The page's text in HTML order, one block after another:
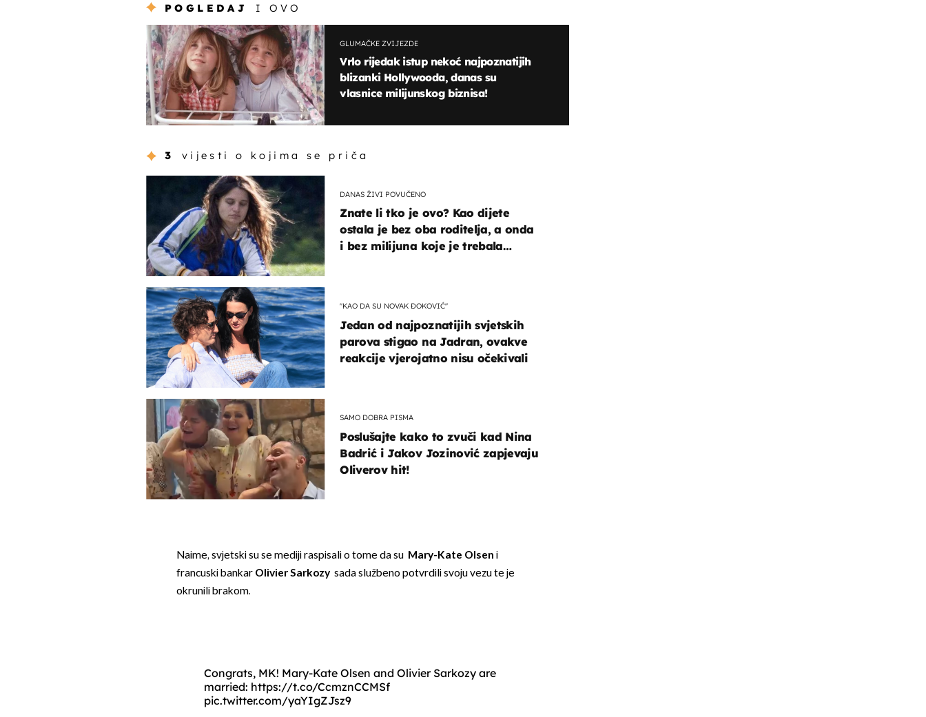
POGLEDAJ I OVO
GLUMAČKE ZVIJEZDE
Vrlo rijedak istup nekoć najpoznatijih
blizanki Hollywooda, danas su
vlasnice milijunskog biznisa!
3 vijesti o kojima se priča
DANAS ŽIVI POVUČENO
Znate li tko je ovo? Kao dijete
ostala je bez oba roditelja, a onda
i bez milijuna koje je trebala
"KAO DA SU NOVAK ĐOKOVIĆ"
Jedan od najpoznatijih svjetskih
parova stigao na Jadran, ovakve
reakcije vjerojatno nisu očekivali
SAMO DOBRA PISMA
Poslušajte kako to zvuči kad Nina
Badrić i Jakov Jozinović zapjevaju
Oliverov hit!
Naime, svjetski su se mediji raspisali o tome da su Mary-Kate Olsen i
francuski bankar Olivier Sarkozy sada službeno potvrdili svoju vezu te je
okrunili brakom.
Congrats, MK! Mary-Kate Olsen and Olivier Sarkozy are
married: https://t.co/CcmznCCMSf
pic.twitter.com/yaYIgZJsz9